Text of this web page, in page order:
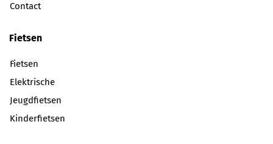
Contact
Fietsen
Fietsen
Elektrische
Jeugdfietsen
Kinderfietsen